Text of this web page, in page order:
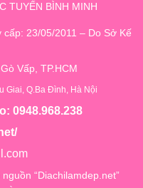
TUYẾN BÌNH MINH
23/05/2011 – Do Sở Kế
Vấp, TP.HCM
Giai, Q.Ba Đình, Hà Nội
0948.968.238
“Diachilamdep.net”